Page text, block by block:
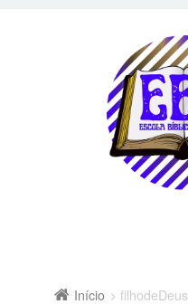
Início filhodeDeus